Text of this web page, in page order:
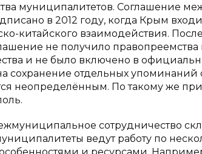
муниципалитетов. Соглашение
в 2012 году, когда Крым
китайского взаимодействия.
не получило
и не было включено в
сохранение отдельных упоминаний
неопределённым. По такому же
сотрудничество
ведут работу по